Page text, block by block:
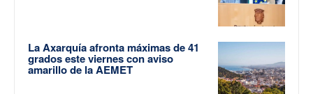
La Axarquía afronta máximas de 41
grados este viernes con aviso
amarillo de la AEMET